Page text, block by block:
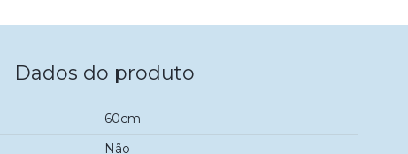
Dados do produto
60cm
Não